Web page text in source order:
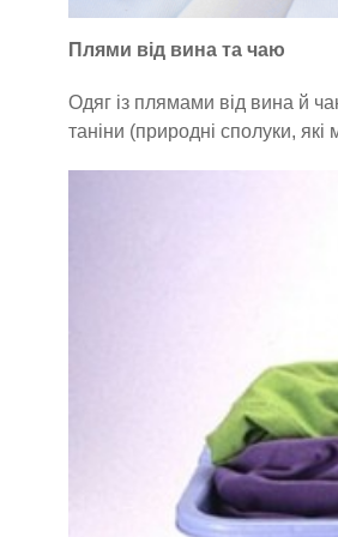
Плями від вина та чаю
Одяг із плямами від вина й
таніни (природні сполуки, які